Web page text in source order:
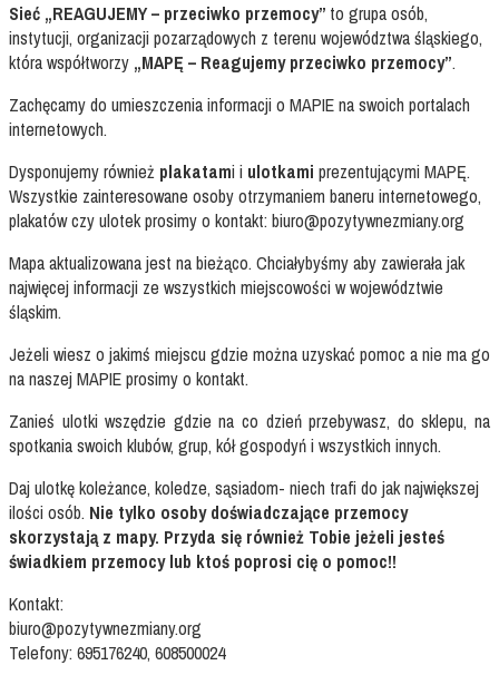
Sieć „REAGUJEMY – przeciwko przemocy” to grupa osób,
instytucji, organizacji pozarządowych z terenu województwa śląskiego,
która współtworzy „MAPĘ – Reagujemy przeciwko przemocy”.
Zachęcamy do umieszczenia informacji o MAPIEna swoich portalach
internetowych.
Dysponujemy również plakatami i ulotkami prezentującymi MAPĘ.
Wszystkie zainteresowane osoby otrzymaniem baneru internetowego,
plakatów czy ulotek prosimy o kontakt: biuro@pozytywnezmiany.org
Mapa aktualizowana jest na bieżąco. Chciałybyśmy aby zawierała jak
najwięcej informacji ze wszystkich miejscowości w województwie
śląskim.
Jeżeli wiesz o jakimś miejscu gdzie można uzyskać pomoc a nie ma go
na naszej MAPIE prosimy o kontakt.
Zanieś ulotki wszędzie gdzie na co dzień przebywasz, do sklepu, na
spotkania swoich klubów, grup, kół gospodyń i wszystkich innych.
Daj ulotkę koleżance, koledze, sąsiadom- niech trafi do jak największej
ilości osób. Nie tylko osoby doświadczające przemocy
skorzystają z mapy. Przyda się również Tobie jeżeli jesteś
świadkiem przemocy lub ktoś poprosi cię o pomoc!!
Kontakt:
biuro@pozytywnezmiany.org
Telefony: 695176240, 608500024